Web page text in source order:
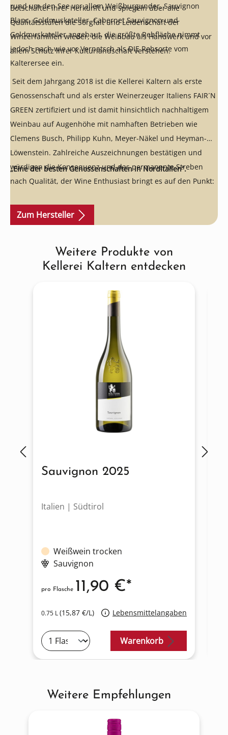
rund um den See vor allem Weißburgunder, Sauvignon
Blanc, Goldmuskateller, Cabernet Sauvignon und
Goldmuskateller angebaut, die größte Rebfläche nimmt
jedoch nach wie vor Vernatsch als DIE Rebsorte vom
Kalterersee ein.
Botschafter ihrer Herkunft und spiegeln über alle
Qualitätsstufen die Sorgfalt und Leidenschaft der
Winzerfamilien wieder, die Weinbau als Handwerk und vor
allem Schutz ihrer Kulturlandschaft verstehen.
Seit dem Jahrgang 2018 ist die Kellerei Kaltern als erste
Genossenschaft und als erster Weinerzeuger Italiens FAIR´N
GREEN zertifiziert und ist damit hinsichtlich nachhaltigem
Weinbau auf Augenhöhe mit namhaften Betrieben wie
Clemens Busch, Philipp Kuhn, Meyer-Näkel und Heyman-
Löwenstein. Zahlreiche Auszeichnungen bestätigen und
würdigen die Konsequenz und das permanente Streben
nach Qualität, der Wine Enthusiast bringt es auf den Punkt:
„Eine der besten Genossenschaften in Norditalien“.
Zum Hersteller
Produktgalerie überspringen
Weitere Produkte von
Kellerei Kaltern entdecken
Sauvignon 2025
Italien | Südtirol
Weißwein trocken
Sauvignon
0.75 L(15,87 €/L) Lebensmittelangaben
pro Flasche 11,90 €*
Warenkorb
Produktgalerie überspringen
Weitere Empfehlungen